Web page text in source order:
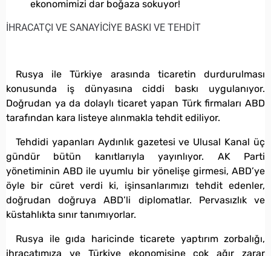
İHRACATÇI VE SANAYİCİYE BASKI VE TEHDİT
Rusya ile Türkiye arasında ticaretin durdurulması
konusunda iş dünyasına ciddi baskı uygulanıyor.
Doğrudan ya da dolaylı ticaret yapan Türk firmaları ABD
tarafından kara listeye alınmakla tehdit ediliyor.
Tehdidi yapanları Aydınlık gazetesi ve Ulusal Kanal üç
gündür bütün kanıtlarıyla yayınlıyor. AK Parti
yönetiminin ABD ile uyumlu bir yönelişe girmesi, ABD’ye
öyle bir cüret verdi ki, işinsanlarımızı tehdit edenler,
doğrudan doğruya ABD’li diplomatlar. Pervasızlık ve
küstahlıkta sınır tanımıyorlar.
Rusya ile gıda haricinde ticarete yaptırım zorbalığı,
ihracatımıza ve Türkiye ekonomisine çok ağır zarar